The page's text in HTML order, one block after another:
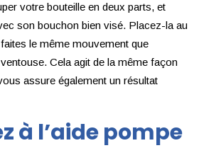
votre bouteille en deux parts, et
son bouchon bien visé. Placez-la au
le même mouvement que
Cela agit de la même façon
assure également un résultat
à l’aide pompe